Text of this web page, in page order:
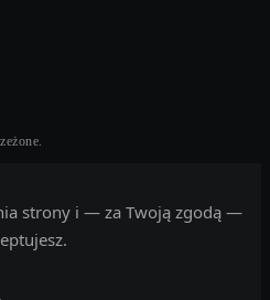
strony i — za Twoją zgodą —